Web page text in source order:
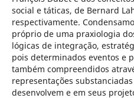
social e táticas, de Bernard
respectivamente.
próprio de uma praxiologia
lógicas de integração,
pois determinados eventos e
também compreendidos
representações
desenvolvem e em seus